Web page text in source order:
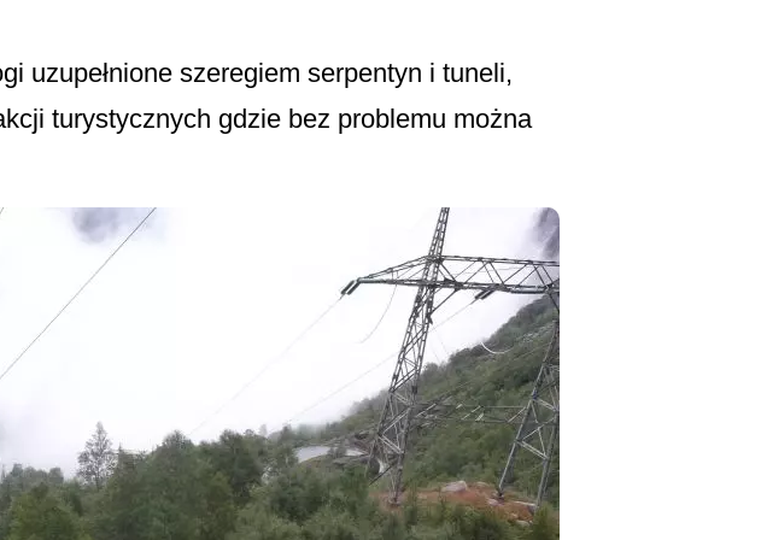
uzupełnione szeregiem serpentyn i tuneli,
turystycznych gdzie bez problemu można